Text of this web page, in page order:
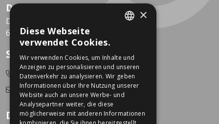
Dekkers Valkenburg
De Leeuwhof 7
6301 KZ Valkenburg
So erreichen Sie uns
0478-532166
info@dekkerstweewielers.nl
Dekkers Zweiräder
×
Diese Webseite
verwendet Cookies.
Wir verwenden Cookies, um Inhalte und
Anzeigen zu personalisieren und unseren
Datenverkehr zu analysieren. Wir geben
Informationen über Ihre Nutzung unserer
Website auch an unsere Werbe- und
Analysepartner weiter, die diese
möglicherweise mit anderen Informationen